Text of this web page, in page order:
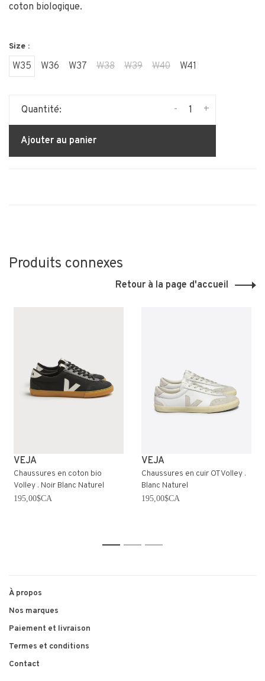
coton biologique.
Size :
W35 W36 W37 W38 W39 W40 W41
Quantité: +
-
Ajouter au panier
Produits connexes
Retour à la page d'accueil
VEJA
Chaussures en coton bio
Volley . Noir Blanc Naturel
195,00$CA
VEJA
Chaussures en cuir OT Volley .
Blanc Naturel
195,00$CA
1 2 3
À propos
Nos marques
Paiement et livraison
Termes et conditions
Contact